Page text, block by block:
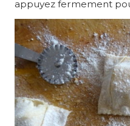
appuyez fermement